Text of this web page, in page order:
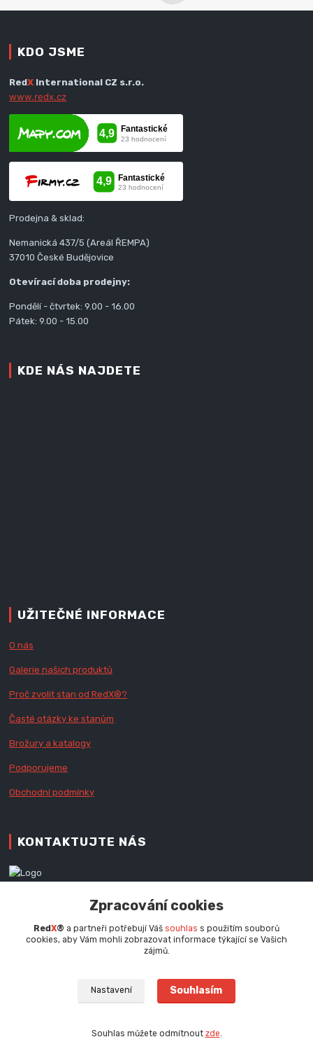
KDO JSME
RedX International CZ s.r.o.
www.redx.cz
Prodejna & sklad:
Nemanická 437/5 (Areál ŘEMPA)
37010 České Budějovice
Otevírací doba prodejny:
Pondělí - čtvrtek: 9.00 - 16.00
Pátek: 9.00 - 15.00
KDE NÁS NAJDETE
UŽITEČNÉ INFORMACE
O nás
Galerie našich produktů
Proč zvolit stan od RedX®?
Časté otázky ke stanům
Brožury a katalogy
Podporujeme
Obchodní podmínky
KONTAKTUJTE NÁS
+420 777 979 111
info@redx.cz
Zpracování cookies
Red X® a partneři potřebují Váš souhlas s použitím souborů
cookies, aby Vám mohli zobrazovat informace týkající se Vašich
zájmů.
Nastavení Souhlasím
Souhlas můžete odmítnout zde.